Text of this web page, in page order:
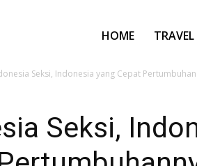
HOME TRAVEL
Seksi, Indonesia yang Cepat
Seksi,